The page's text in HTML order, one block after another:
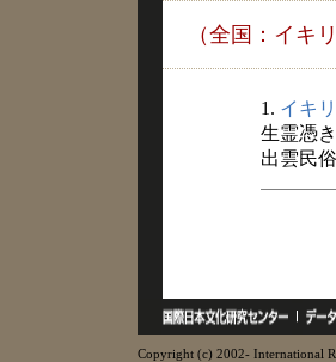
（全国：イキ
1. イキ
生霊憑
出雲民
Copyright (c) 2002- International